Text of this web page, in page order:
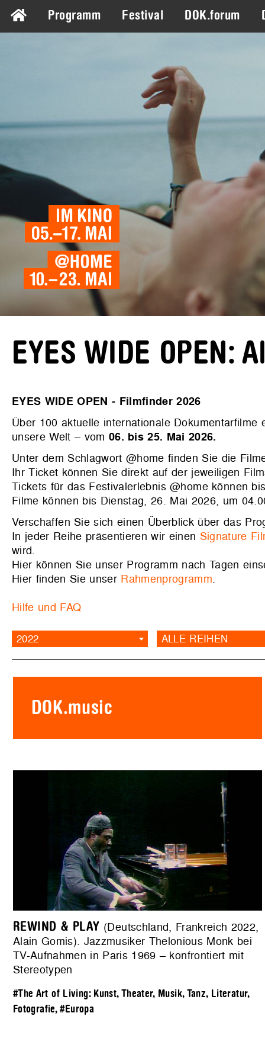
Programm Festival DOK.forum
EYES WIDE OPEN:
EYES WIDE OPEN - Filmfinder 2026
Über 100 aktuelle internationale
unsere Welt – vom 06. bis 25. Mai 2026.
Unter dem Schlagwort @home finden Sie die
Ihr Ticket können Sie direkt auf der jeweiligen
Tickets für das Festivalerlebnis @home können
Filme können bis Dienstag, 26. Mai 2026, um
Verschaffen Sie sich einen Überblick über das
In jeder Reihe präsentieren wir einen Signature
wird.
Hier können Sie unser Programm nach Tagen
Hier finden Sie unser Rahmenprogramm.
Hilfe und FAQ
2022 ALLE REIHEN
DOK.music
REWIND & PLAY (Deutschland, Frankreich 2022,
Alain Gomis). Jazzmusiker Thelonious Monk bei
TV-Aufnahmen in Paris 1969 – konfrontiert mit
Stereotypen
#The Art of Living: Kunst, Theater, Musik, Tanz, Literatur,
Fotografie,#Europa